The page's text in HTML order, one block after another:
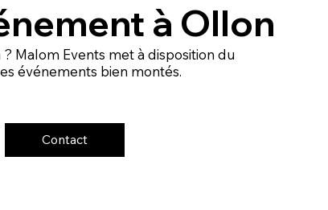
à Ollon
Malom Events met à disposition du
événements bien montés.
Contact